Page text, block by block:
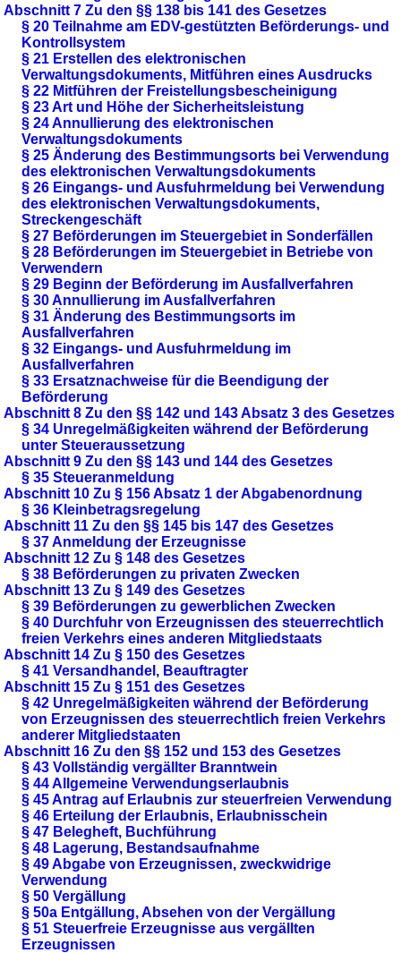
Abschnitt 7 Zu den §§ 138 bis 141 des Gesetzes
§ 20 Teilnahme am EDV-gestützten Beförderungs- und
Kontrollsystem
§ 21 Erstellen des elektronischen
Verwaltungsdokuments, Mitführen eines Ausdrucks
§ 22 Mitführen der Freistellungsbescheinigung
§ 23 Art und Höhe der Sicherheitsleistung
§ 24 Annullierung des elektronischen
Verwaltungsdokuments
§ 25 Änderung des Bestimmungsorts bei Verwendung
des elektronischen Verwaltungsdokuments
§ 26 Eingangs- und Ausfuhrmeldung bei Verwendung
des elektronischen Verwaltungsdokuments,
Streckengeschäft
§ 27 Beförderungen im Steuergebiet in Sonderfällen
§ 28 Beförderungen im Steuergebiet in Betriebe von
Verwendern
§ 29 Beginn der Beförderung im Ausfallverfahren
§ 30 Annullierung im Ausfallverfahren
§ 31 Änderung des Bestimmungsorts im
Ausfallverfahren
§ 32 Eingangs- und Ausfuhrmeldung im
Ausfallverfahren
§ 33 Ersatznachweise für die Beendigung der
Beförderung
Abschnitt 8 Zu den §§ 142 und 143 Absatz 3 des Gesetzes
§ 34 Unregelmäßigkeiten während der Beförderung
unter Steueraussetzung
Abschnitt 9 Zu den §§ 143 und 144 des Gesetzes
§ 35 Steueranmeldung
Abschnitt 10 Zu § 156 Absatz 1 der Abgabenordnung
§ 36 Kleinbetragsregelung
Abschnitt 11 Zu den §§ 145 bis 147 des Gesetzes
§ 37 Anmeldung der Erzeugnisse
Abschnitt 12 Zu § 148 des Gesetzes
§ 38 Beförderungen zu privaten Zwecken
Abschnitt 13 Zu § 149 des Gesetzes
§ 39 Beförderungen zu gewerblichen Zwecken
§ 40 Durchfuhr von Erzeugnissen des steuerrechtlich
freien Verkehrs eines anderen Mitgliedstaats
Abschnitt 14 Zu § 150 des Gesetzes
§ 41 Versandhandel, Beauftragter
Abschnitt 15 Zu § 151 des Gesetzes
§ 42 Unregelmäßigkeiten während der Beförderung
von Erzeugnissen des steuerrechtlich freien Verkehrs
anderer Mitgliedstaaten
Abschnitt 16 Zu den §§ 152 und 153 des Gesetzes
§ 43 Vollständig vergällter Branntwein
§ 44 Allgemeine Verwendungserlaubnis
§ 45 Antrag auf Erlaubnis zur steuerfreien Verwendung
§ 46 Erteilung der Erlaubnis, Erlaubnisschein
§ 47 Belegheft, Buchführung
§ 48 Lagerung, Bestandsaufnahme
§ 49 Abgabe von Erzeugnissen, zweckwidrige
Verwendung
§ 50 Vergällung
§ 50a Entgällung, Absehen von der Vergällung
§ 51 Steuerfreie Erzeugnisse aus vergällten
Erzeugnissen